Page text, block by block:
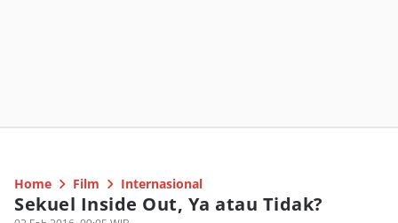
Home Film Internasional
Sekuel Inside Out, Ya atau Tidak?